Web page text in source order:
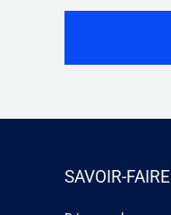
SAVOIR-FAIRE